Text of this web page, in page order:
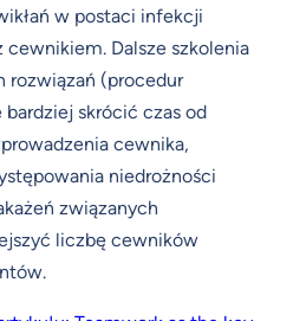
w postaci infekcji
cewnikiem. Dalsze szkolenia
rozwiązań (procedur
skrócić czas od
cewnika,
niedrożności
związanych
liczbę cewników